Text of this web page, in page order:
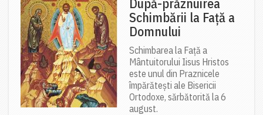
Schimbării la Față a
Domnului
Schimbarea la Față a
Mântuitorului Iisus Hristos
este unul din Praznicele
împărătești ale Bisericii
Ortodoxe, sărbătorită la 6
august.